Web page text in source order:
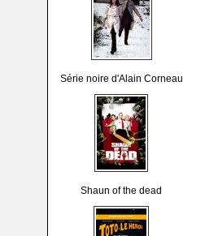
Série noire d'Alain Corneau
Shaun of the dead